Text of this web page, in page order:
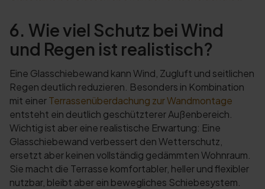
6. Wie viel Schutz bei Wind
und Regen ist realistisch?
Eine Glasschiebewand kann Wind, Zugluft und seitlichen
Regen deutlich reduzieren. Besonders in Kombination
mit einerTerrassenüberdachung zur Wandmontage
entsteht ein deutlich geschützterer Außenbereich.
Wichtig ist aber eine realistische Erwartung: Eine
Glasschiebewand verbessert den Wetterschutz,
ersetzt aber keinen vollständig gedämmten Wohnraum.
Sie macht die Terrasse komfortabler, heller und flexibler
nutzbar, bleibt aber ein bewegliches Schiebesystem.